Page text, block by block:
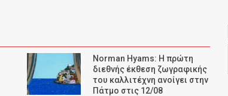
Norman Hyams: Η πρώτη
διεθνής έκθεση ζωγραφικής
του καλλιτέχνη ανοίγει στην
Πάτμο στις 12/08